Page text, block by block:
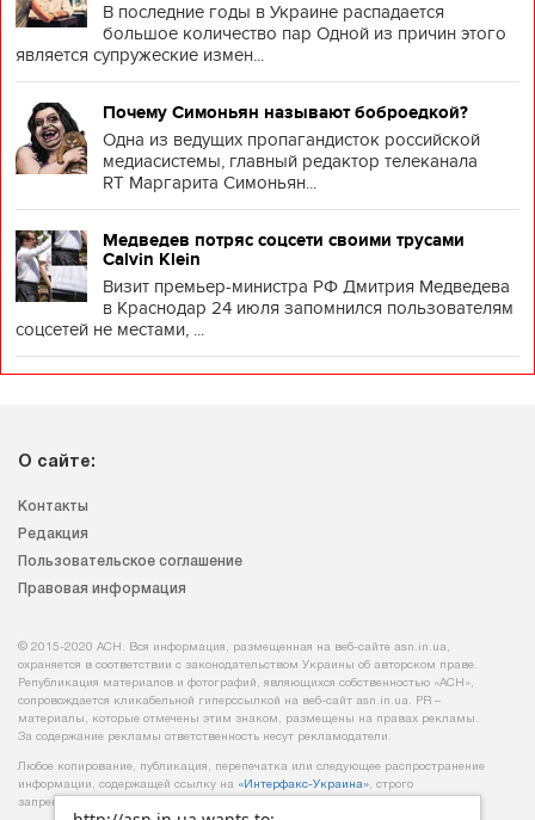
В последние годы в Украине распадается
большое количество пар Одной из причин этого
является супружеские измен...
Почему Симоньян называют боброедкой?
Одна из ведущих пропагандисток российской
медиасистемы, главный редактор телеканала
RT Маргарита Симоньян...
Медведев потряс соцсети своими трусами
Calvin Klein
Визит премьер-министра РФ Дмитрия Медведева
в Краснодар 24 июля запомнился пользователям
соцсетей не местами, ...
О сайте:
Контакты
Редакция
Пользовательское соглашение
Правовая информация
© 2015-2020 АСН. Вся информация, размещенная на веб-сайте asn.in.ua,
охраняется в соответствии с законодательством Украины об авторском праве.
Републикация материалов и фотографий, являющихся собственностью «АСН»,
сопровождается кликабельной гиперссылкой на веб-сайт asn.іn.ua. PR –
материалы, которые отмечены этим знаком, размещены на правах рекламы.
За содержание рекламы ответственность несут рекламодатели.
Любое копирование, публикация, перепечатка или следующее распространение
информации, содержащей ссылку на «Интерфакс-Украина», строго
запрещается.